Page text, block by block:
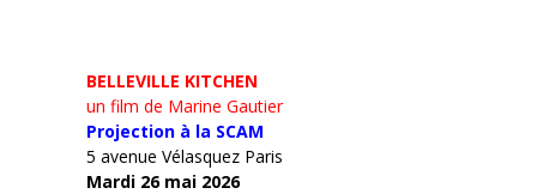
BELLEVILLE KITCHEN
un film de Marine Gautier
Projection à la SCAM
5 avenue Vélasquez Paris
Mardi 26 mai 2026